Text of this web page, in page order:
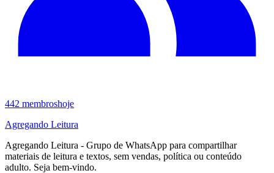
442 membroshoje
Agregando Leitura
Agregando Leitura - Grupo de WhatsApp para compartilhar
materiais de leitura e textos, sem vendas, política ou conteúdo
adulto. Seja bem-vindo.